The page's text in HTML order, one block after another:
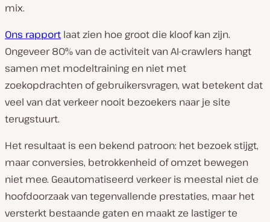
mix.
Ons rapport laat zien hoe groot die kloof kan zijn.
Ongeveer 80% van de activiteit van AI-crawlers hangt
samen met modeltraining en niet met
zoekopdrachten of gebruikersvragen, wat betekent dat
veel van dat verkeer nooit bezoekers naar je site
terugstuurt.
Het resultaat is een bekend patroon: het bezoek stijgt,
maar conversies, betrokkenheid of omzet bewegen
niet mee. Geautomatiseerd verkeer is meestal niet de
hoofdoorzaak van tegenvallende prestaties, maar het
versterkt bestaande gaten en maakt ze lastiger te